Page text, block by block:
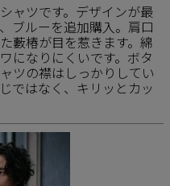
ャツです。デザインが最
ブルーを追加購入。肩口
藪椿が目を惹きます。綿
になりにくいです。ボタ
ツの襟はしっかりしてい
ではなく、キリッとカッ